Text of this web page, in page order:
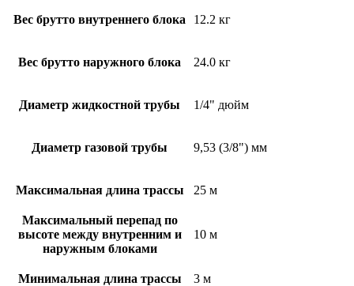
Вес брутто внутреннего блока 12.2 кг
Вес брутто наружного блока 24.0 кг
Диаметр жидкостной трубы 1/4" дюйм
Диаметр газовой трубы 9,53 (3/8") мм
Максимальная длина трассы 25 м
Максимальный перепад по
высоте между внутренним и
наружным блоками
10 м
Минимальная длина трассы 3 м